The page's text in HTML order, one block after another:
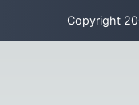
Copyright